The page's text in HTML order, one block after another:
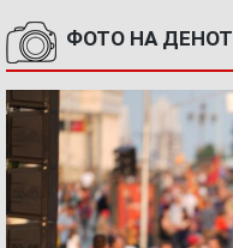
ФОТО НА ДЕНОТ